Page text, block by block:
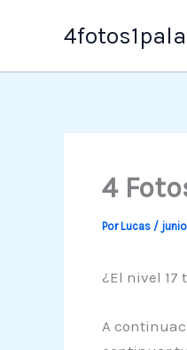
4
PorLucas /
¿El nivel 17
A